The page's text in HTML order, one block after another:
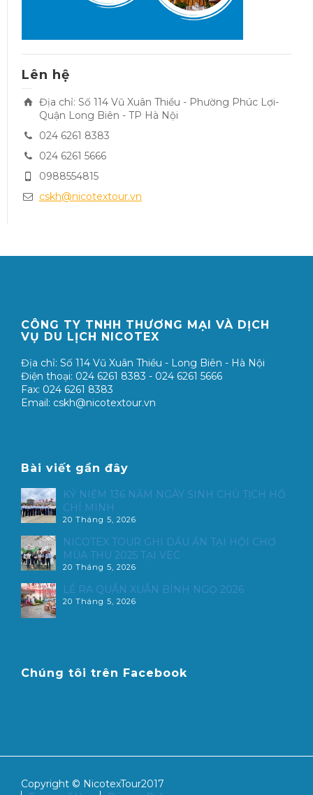
Lên hệ
Địa chỉ: Số 114 Vũ Xuân Thiều - Phường Phúc Lợi-
Quận Long Biên - TP Hà Nội
024 6261 8383
024 6261 5666
0988554815
cskh@nicotextour.vn
CÔNG TY TNHH THƯƠNG MẠI VÀ DỊCH
VỤ DU LỊCH NICOTEX
Địa chỉ: Số 114 Vũ Xuân Thiều - Long Biên - Hà Nội
Điện thoại: 024 6261 8383 - 024 6261 5666
Fax: 024 6261 8383
Email: cskh@nicotextour.vn
Bài viết gần đây
KỶ NIỆM 136 NĂM NGÀY SINH CHỦ TỊCH HỒ
CHÍ MINH
20 Tháng 5, 2026
NICOTEX TOUR GHI DẤU ẤN TẠI HỘI CHỢ
MÙA THU 2025 TẠI VEC
20 Tháng 5, 2026
LỄ RA QUÂN XUÂN BÍNH NGỌ 2026
20 Tháng 5, 2026
Chúng tôi trên Facebook
Copyright © NicotexTour2017